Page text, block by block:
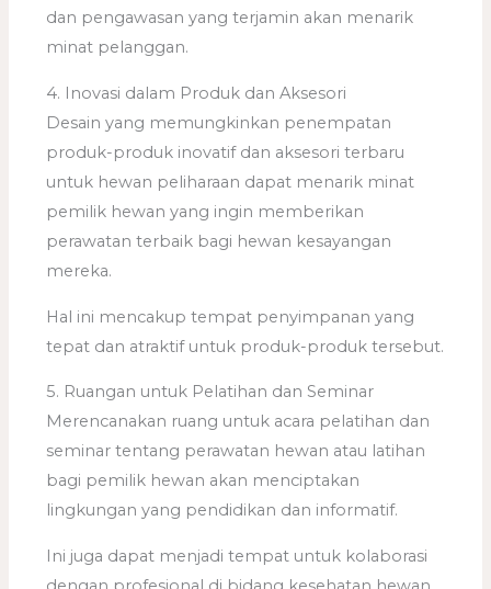
dan pengawasan yang terjamin akan menarik
minat pelanggan.
4. Inovasi dalam Produk dan Aksesori
Desain yang memungkinkan penempatan
produk-produk inovatif dan aksesori terbaru
untuk hewan peliharaan dapat menarik minat
pemilik hewan yang ingin memberikan
perawatan terbaik bagi hewan kesayangan
mereka.
Hal ini mencakup tempat penyimpanan yang
tepat dan atraktif untuk produk-produk tersebut.
5. Ruangan untuk Pelatihan dan Seminar
Merencanakan ruang untuk acara pelatihan dan
seminar tentang perawatan hewan atau latihan
bagi pemilik hewan akan menciptakan
lingkungan yang pendidikan dan informatif.
Ini juga dapat menjadi tempat untuk kolaborasi